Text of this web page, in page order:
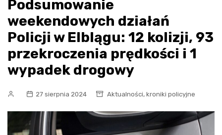
Podsumowanie
weekendowych działań
Policji w Elblągu: 12 kolizji, 93
przekroczenia prędkości i 1
wypadek drogowy
27 sierpnia 2024 Aktualności, kroniki policyjne